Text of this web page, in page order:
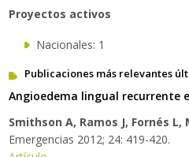
Proyectos activos
Nacionales: 1
Publicaciones más relevantes
Angioedema lingual recurrente
Smithson A, Ramos J, Fornés L,
Emergencias 2012; 24: 419-420.